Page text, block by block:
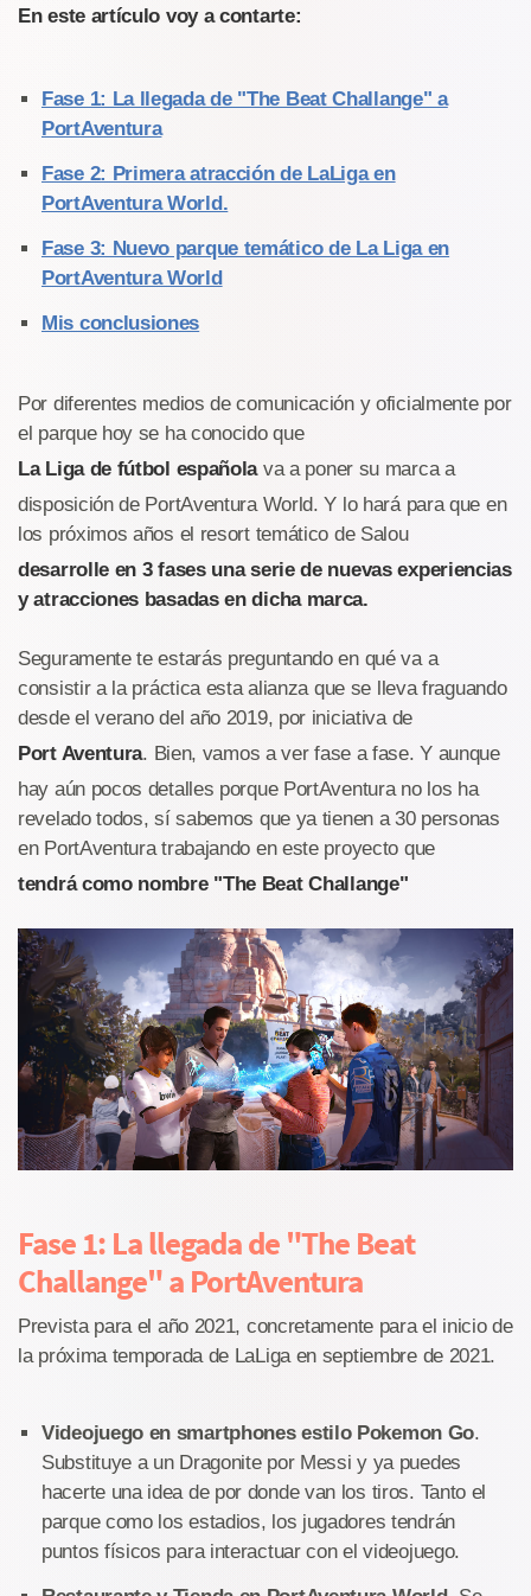
En este artículo voy a contarte:
Fase 1: La llegada de "The Beat Challange" a
PortAventura
Fase 2: Primera atracción de LaLiga en
PortAventura World.
Fase 3: Nuevo parque temático de La Liga en
PortAventura World
Mis conclusiones
Por diferentes medios de comunicación y oficialmente por
el parque hoy se ha conocido que
La Liga de fútbol españolava a poner su marca a
disposición de PortAventura World. Y lo hará para que en
los próximos años el resort temático de Salou
desarrolle en 3 fases una serie de nuevas experiencias
y atracciones basadas en dicha marca.
Seguramente te estarás preguntando en qué va a
consistir a la práctica esta alianza que se lleva fraguando
desde el verano del año 2019, por iniciativa de
Port Aventura. Bien, vamos a ver fase a fase. Y aunque
hay aún pocos detalles porque PortAventura no los ha
revelado todos, sí sabemos que ya tienen a 30 personas
en PortAventura trabajando en este proyecto que
tendrá como nombre "The Beat Challange"
Fase 1: La llegada de "The Beat
Challange" a PortAventura
Prevista para el año 2021, concretamente para el inicio de
la próxima temporada de LaLiga en septiembre de 2021.
Videojuego en smartphones estilo Pokemon Go.
Substituye a un Dragonite por Messi y ya puedes
hacerte una idea de por donde van los tiros. Tanto el
parque como los estadios, los jugadores tendrán
puntos físicos para interactuar con el videojuego.